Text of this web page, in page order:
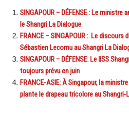
SINGAPOUR – DÉFENSE : Le ministre
le Shangri La Dialogue
FRANCE – SINGAPOUR : Le discours
Sébastien Lecornu au Shangri La
SINGAPOUR – DÉFENSE: Le IISS
toujours prévu en juin
FRANCE-ASIE: À Singapour, la
plante le drapeau tricolore au Shangri-